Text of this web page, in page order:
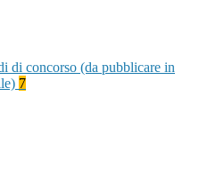
di concorso (da pubblicare in
7